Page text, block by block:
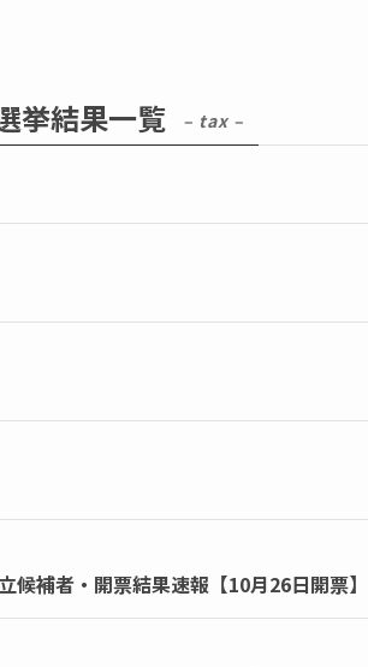
挙結果一覧 – tax –
補者・開票結果速報【10月26日開票】